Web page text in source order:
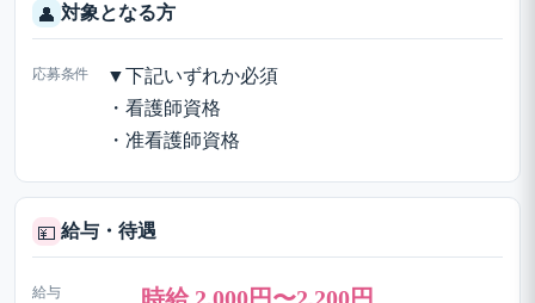
👤 対象となる方
応募条件
▼下記いずれか必須
・看護師資格
・准看護師資格
💴 給与・待遇
給与